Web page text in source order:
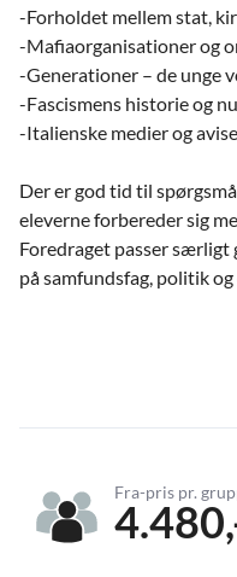
-Forholdet mellem stat,
-Mafiaorganisationer og
-Generationer – de unge
-Fascismens historie og
-Italienske medier og
Der er god tid til
eleverne forbereder sig
Foredraget passer
på samfundsfag, politik
Fra-pris pr.